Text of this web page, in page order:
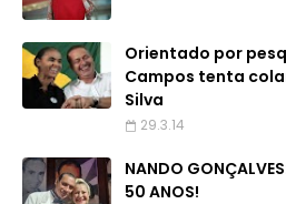
Orientado por
Campos tenta
Silva
29.3.14
NANDO
50 ANOS!